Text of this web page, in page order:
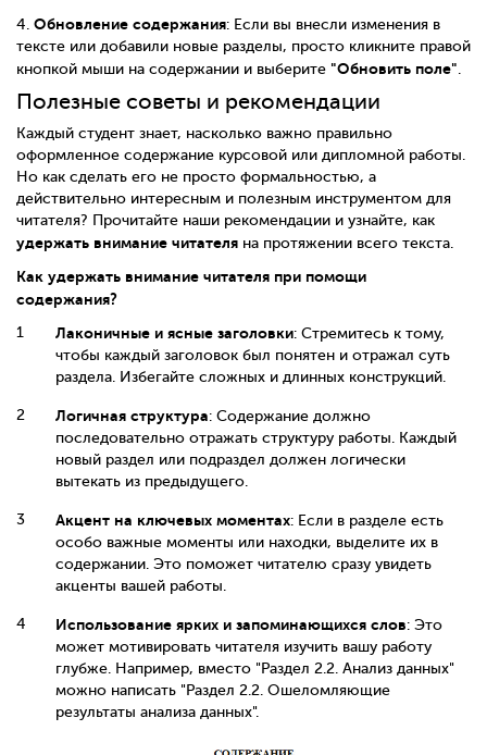
4. Обновление содержания: Если вы внесли изменения в
тексте или добавили новые разделы, просто кликните правой
кнопкой мыши на содержании и выберите "Обновить поле"
Полезные советы и рекомендации
Каждый студент знает, насколько важно правильно
оформленное содержание курсовой или дипломной работы.
Но как сделать его не просто формальностью, а
действительно интересным и полезным инструментом для
читателя? Прочитайте наши рекомендации и узнайте, как
удержать внимание читателя на протяжении всего текста.
Как удержать внимание читателя при помощи
содержания?
Лаконичные и ясные заголовки: Стремитесь к тому,
чтобы каждый заголовок был понятен и отражал суть
раздела. Избегайте сложных и длинных конструкций.
Логичная структура: Содержание должно
последовательно отражать структуру работы. Каждый
новый раздел или подраздел должен логически
вытекать из предыдущего.
Акцент на ключевых моментах: Если в разделе есть
особо важные моменты или находки, выделите их в
содержании. Это поможет читателю сразу увидеть
акценты вашей работы.
Использование ярких и запоминающихся слов: Это
может мотивировать читателя изучить вашу работу
глубже. Например, вместо "Раздел 2.2. Анализ данных"
можно написать "Раздел 2.2. Ошеломляющие
результаты анализа данных".